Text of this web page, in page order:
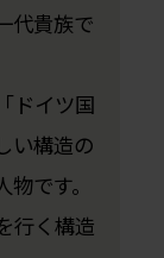
代貴族で
ドイツ国
い構造の
です。
行く構造